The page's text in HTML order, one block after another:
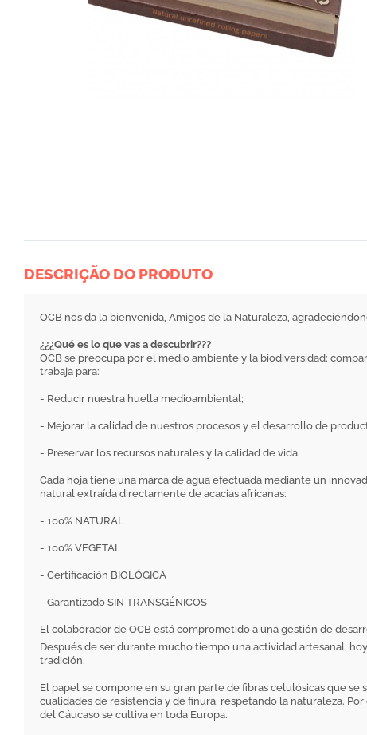
DESCRIÇÃO DO PRODUTO
OCB nos da la bienvenida, Amigos de la Naturaleza,
¿¿¿Qué es lo que vas a descubrir???
OCB se preocupa por el medio ambiente y la biodiversidad;
trabaja para:
- Reducir nuestra huella medioambiental;
- Mejorar la calidad de nuestros procesos y el desarrollo de
- Preservar los recursos naturales y la calidad de vida.
Cada hoja tiene una marca de agua efectuada mediante un
natural extraída directamente de acacias africanas:
- 100% NATURAL
- 100% VEGETAL
- Certificación BIOLÓGICA
- Garantizado SIN TRANSGÉNICOS
El colaborador de OCB está comprometido a una gestión de
Después de ser durante mucho tiempo una actividad artesanal,
tradición.
El papel se compone en su gran parte de fibras celulósicas que
cualidades de resistencia y de finura, respetando la naturaleza.
del Cáucaso se cultiva en toda Europa.